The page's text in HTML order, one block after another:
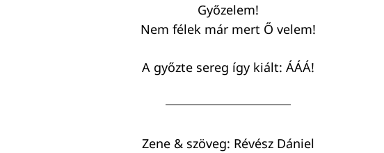
Győzelem!
Nem félek már mert Ő velem!
A győzte sereg így kiált: ÁÁÁ!
Zene & szöveg: Révész Dániel